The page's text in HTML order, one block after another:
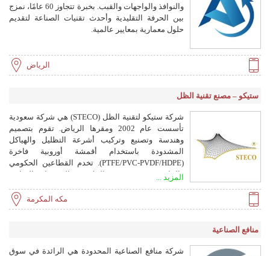
والنوافذ والواجهات والقبب. بخبرة تتجاوز 60 عامًا، نمزج
بين الحرفة التقليدية وأحدث تقنيات الصناعة لتقديم
حلول معمارية بمعايير عالمية.
الرياض
ستيكو – مصنع تقنية الظل
شركة ستيكو لتقنية الظل (STECO) هي شركة سعودية
تأسست عام 2002 ومقرها الرياض. تقوم بتصميم
وهندسة وتصنيع وتركيب أشرعة التظليل والهياكل
المشدودة باستخدام أقمشة أوروبية فاخرة
(PTFE/PVC-PVDF/HDPE). تخدم القطاعين الحكومي
والخاص، وتتخصص في الملاعب والمجمعات التجارية
المزيد ...
مكه المكرمة
منافع الصناعية
شركة منافع الصناعية المحدودة هي الرائدة في سوق